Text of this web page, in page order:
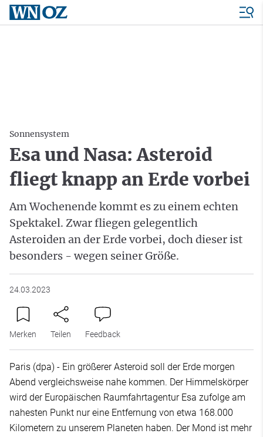
Sonnensystem
Esa und Nasa: Asteroid
fliegt knapp an Erde vorbei
Am Wochenende kommt es zu einem echten
Spektakel. Zwar fliegen gelegentlich
Asteroiden an der Erde vorbei, doch dieser ist
besonders - wegen seiner Größe.
24.03.2023
Merken Teilen Feedback
Paris (dpa) - Ein größerer Asteroid soll der Erde morgen
Abend vergleichsweise nahe kommen. Der Himmelskörper
wird der Europäischen Raumfahrtagentur Esa zufolge am
nahesten Punkt nur eine Entfernung von etwa 168.000
Kilometern zu unserem Planeten haben. Der Mond ist mehr